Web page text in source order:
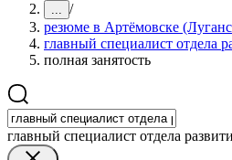
... /
резюме в Артёмовске
главный специалист отдела
полная занятость
главный специалист отдела